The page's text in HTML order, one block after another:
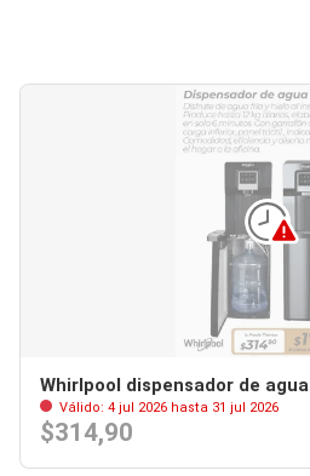
Whirlpool dispensador de agua
Válido: 4 jul 2026 hasta 31 jul 2026
$314,90